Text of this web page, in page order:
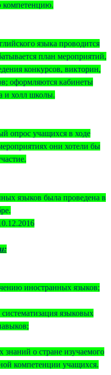
компетенцию.
языка проводится
план мероприятий,
конкурсов, викторин,
оформляются кабинеты
и холл школы.
опрос учащихся в ходе
они хотели бы
языков была проведена в
иностранных языков;
языковых
о стране изучаемого
компетенции учащихся.